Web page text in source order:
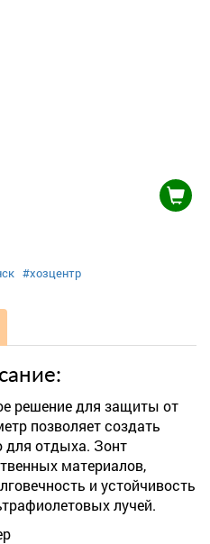
#хозцентр
решение для защиты от
позволяет создать
для отдыха. Зонт
материалов,
и устойчивость
лучей.